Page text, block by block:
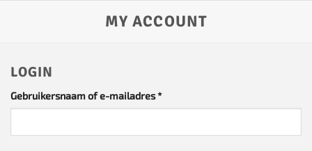
MY ACCOUNT
LOGIN
Gebruikersnaam of e-mailadres*Vereist